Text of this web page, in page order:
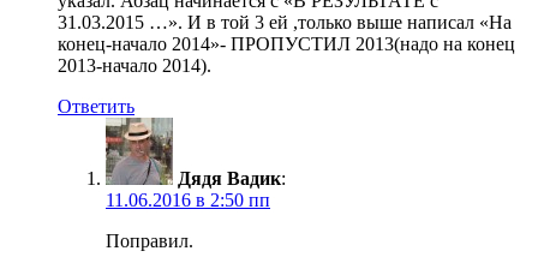
31.03.2015 …». И в той 3 ей ,только выше написал «На
конец-начало 2014»- ПРОПУСТИЛ 2013(надо на конец
2013-начало 2014).
Ответить
Дядя Вадик:
11.06.2016 в 2:50 пп
Поправил.